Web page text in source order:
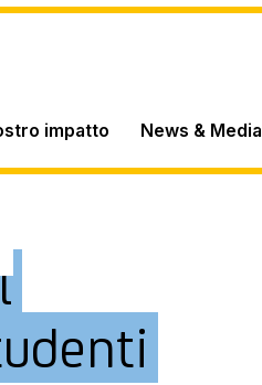
impatto News & Media